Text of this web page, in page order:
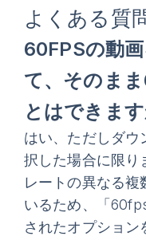
よくある質
60FPSの動
て、そのま
とはできま
はい、ただしダウ
択した場合に限り
レートの異なる複
いるため、「
されたオプション